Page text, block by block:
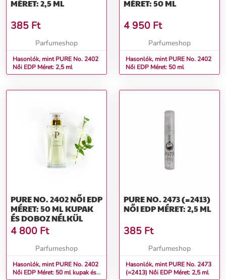
MÉRET: 2,5 ML
385 Ft
Parfumeshop
Hasonlók, mint PURE No. 2402
Női EDP Méret: 2,5 ml
MÉRET: 50 ML
4 950 Ft
Parfumeshop
Hasonlók, mint PURE No. 2402
Női EDP Méret: 50 ml
PURE NO. 2402 NŐI EDP
MÉRET: 50 ML KUPAK
ÉS DOBOZ NÉLKÜL
4 800 Ft
Parfumeshop
Hasonlók, mint PURE No. 2402
Női EDP Méret: 50 ml kupak és
PURE NO. 2473 (=2413)
NŐI EDP MÉRET: 2,5 ML
385 Ft
Parfumeshop
Hasonlók, mint PURE No. 2473
(=2413) Női EDP Méret: 2,5 ml